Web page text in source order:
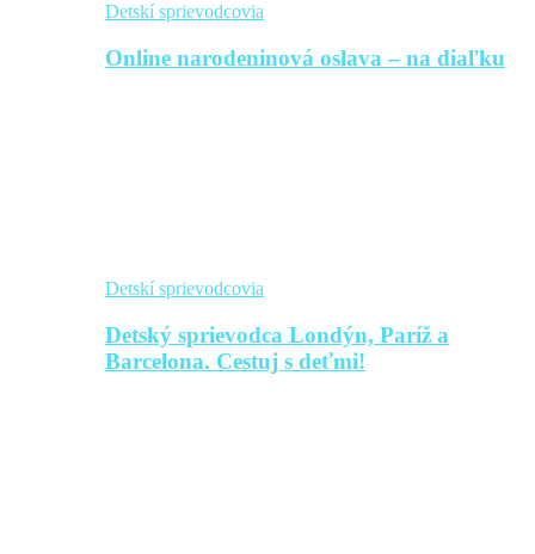
Detskí sprievodcovia
Online narodeninová oslava – na diaľku
Detskí sprievodcovia
Detský sprievodca Londýn, Paríž a
Barcelona. Cestuj s deťmi!